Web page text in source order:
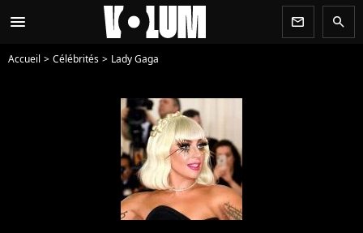
menu newsletter search
Accueil Célébrités Lady Gaga